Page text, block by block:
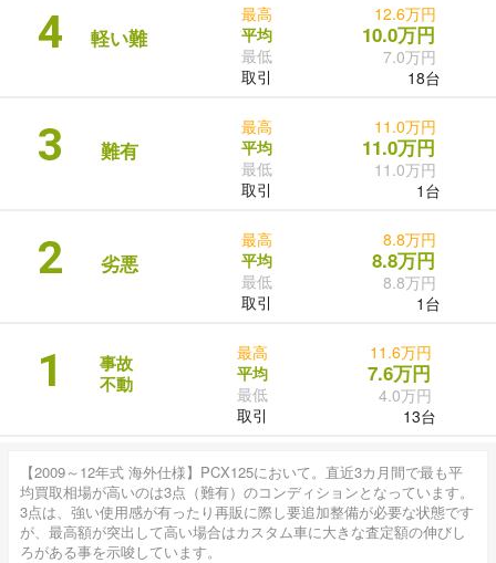
4 軽い難
最高
平均
最低
取引
12.6万円
10.0万円
7.0万円
18台
3 難有
最高
平均
最低
取引
11.0万円
11.0万円
11.0万円
1台
2 劣悪
最高
平均
最低
取引
8.8万円
8.8万円
8.8万円
1台
1
事故
不動
最高
平均
最低
取引
11.6万円
7.6万円
4.0万円
13台
【2009～12年式 海外仕様】PCX125において。直近3カ月間で最も平
均買取相場が高いのは3点（難有）のコンディションとなっています。
3点は、強い使用感が有ったり再販に際し要追加整備が必要な状態です
が、最高額が突出して高い場合はカスタム車に大きな査定額の伸びし
ろがある事を示唆しています。